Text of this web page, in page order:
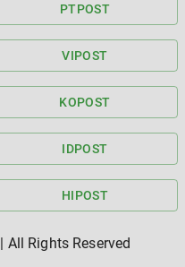
PTPOST
VIPOST
KOPOST
IDPOST
HIPOST
| All Rights Reserved